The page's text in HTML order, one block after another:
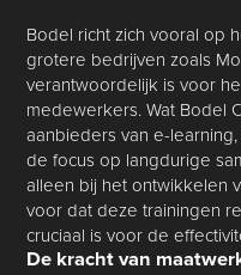
Bodel richt zich vooral op
grotere bedrijven zoals
verantwoordelijk is voor
medewerkers. Wat Bodel
aanbieders van e-
de focus op langdurige
alleen bij het ontwikkelen
voor dat deze trainingen
cruciaal is voor de
De kracht van